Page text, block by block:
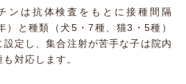
ンは抗体検査をもとに接種間隔
）と種類（犬5・7種、猫3・5種）
設定し、集合注射が苦手な子は院内
対応します。